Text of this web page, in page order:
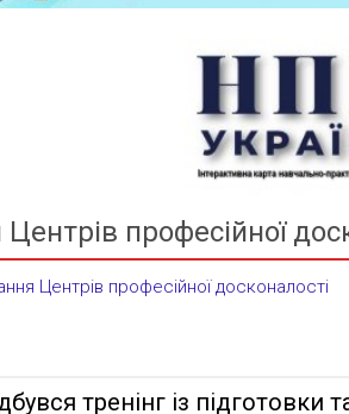
професійної
Центрів професійної досконалості
тренінг із підготовки